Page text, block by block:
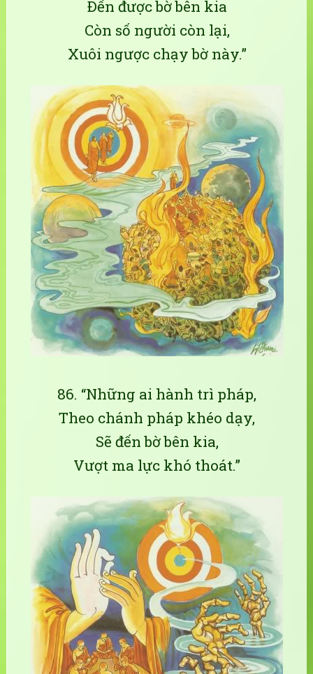
Ðến được bờ bên kia
Còn số người còn lại,
Xuôi ngược chạy bờ này.”
86. “Những ai hành trì pháp,
Theo chánh pháp khéo dạy,
Sẽ đến bờ bên kia,
Vượt ma lực khó thoát.”